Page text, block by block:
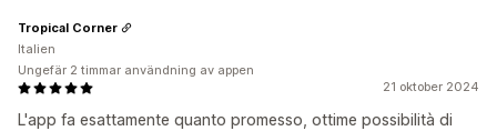
21 oktober 2024
L'app fa esattamente quanto promesso, ottime possibilità di
Tropical Corner
Italien
Ungefär 2 timmar användning av appen